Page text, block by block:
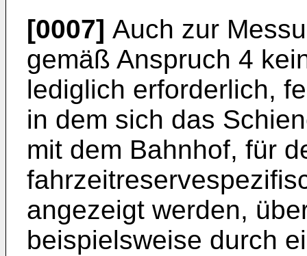
[0007] Auch zur
gemäß Anspruch 4
lediglich erforderlich,
in dem sich das
mit dem Bahnhof, für
angezeigt werden,
beispielsweise durch